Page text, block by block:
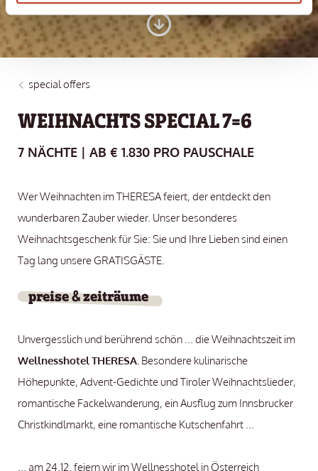
special offers
WEIHNACHTS SPECIAL 7=6
7 NÄCHTE | AB € 1.830 PRO PAUSCHALE
Wer Weihnachten im THERESA feiert, der entdeckt den
wunderbaren Zauber wieder. Unser besonderes
Weihnachtsgeschenk für Sie: Sie und Ihre Lieben sind einen
Tag lang unsere GRATISGÄSTE.
preise & zeiträume
Unvergesslich und berührend schön ... die Weihnachtszeit im
Wellnesshotel THERESA. Besondere kulinarische
Höhepunkte, Advent-Gedichte und Tiroler Weihnachtslieder,
romantische Fackelwanderung, ein Ausflug zum Innsbrucker
Christkindlmarkt, eine romantische Kutschenfahrt ...
... am 24.12. feiern wir im Wellnesshotel in Österreich